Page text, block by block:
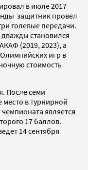
в июле 2017
защитник провел
голевые передачи.
становился
(2019, 2023), а
игр в
стоимость
После семи
место в турнирной
является
17 баллов.
14 сентября